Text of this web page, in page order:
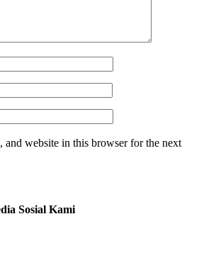
and website in this browser for the next
Sosial Kami